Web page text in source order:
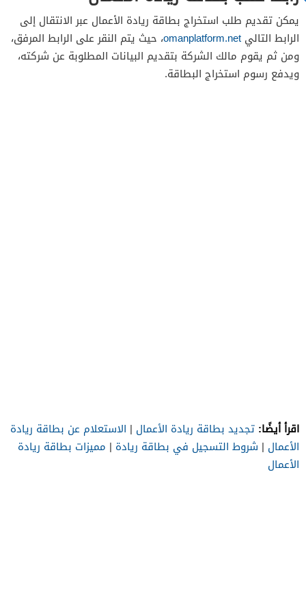
يمكن تقديم طلب استخراج بطاقة ريادة الأعمال عبر الانتقال إلى
الرابط التالي omanplatform.net، حيث يتم النقر على الرابط المرفق،
ومن ثم يقوم مالك الشركة بتقديم البيانات المطلوبة عن شركته،
ويدفع رسوم استخراج البطاقة.
اقرأ أيضًا: تجديد بطاقة ريادة الأعمال | الاستعلام عن بطاقة ريادة
الأعمال | شروط التسجيل في بطاقة ريادة | مميزات بطاقة ريادة
الأعمال